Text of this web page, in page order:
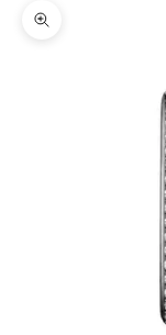
Bild vergrößern